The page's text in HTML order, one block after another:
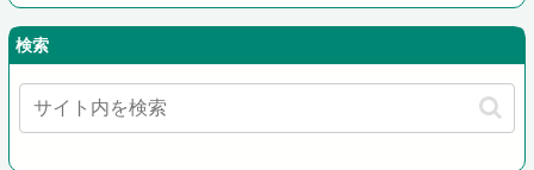
検索